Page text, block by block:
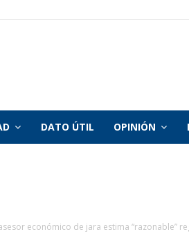
DATO ÚTIL OPINIÓN
económico de jara estima “razonable”